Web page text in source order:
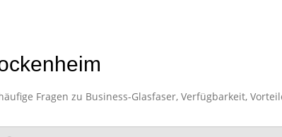
Fragen zu Business-Glasfaser, Verfügbarkeit,